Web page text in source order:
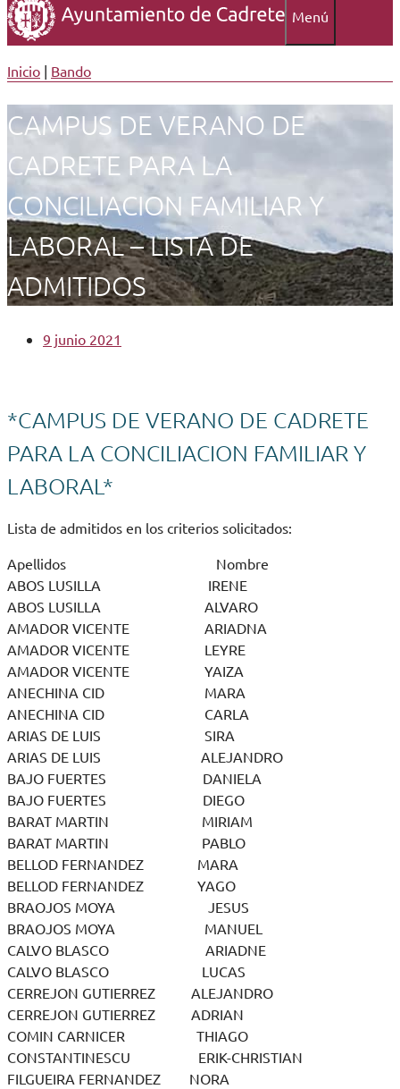
Menú
Inicio | Bando
CAMPUS DE VERANO DE
CADRETE PARA LA
CONCILIACION FAMILIAR Y
LABORAL – LISTA DE
ADMITIDOS
9 junio 2021
*CAMPUS DE VERANO DE CADRETE
PARA LA CONCILIACION FAMILIAR Y
LABORAL*
Lista de admitidos en los criterios solicitados:
Apellidos Nombre
ABOS LUSILLA IRENE
ABOS LUSILLA ALVARO
AMADOR VICENTE ARIADNA
AMADOR VICENTE LEYRE
AMADOR VICENTE YAIZA
ANECHINA CID MARA
ANECHINA CID CARLA
ARIAS DE LUIS SIRA
ARIAS DE LUIS ALEJANDRO
BAJO FUERTES DANIELA
BAJO FUERTES DIEGO
BARAT MARTIN MIRIAM
BARAT MARTIN PABLO
BELLOD FERNANDEZ MARA
BELLOD FERNANDEZ YAGO
BRAOJOS MOYA JESUS
BRAOJOS MOYA MANUEL
CALVO BLASCO ARIADNE
CALVO BLASCO LUCAS
CERREJON GUTIERREZ ALEJANDRO
CERREJON GUTIERREZ ADRIAN
COMIN CARNICER THIAGO
CONSTANTINESCU ERIK-CHRISTIAN
FILGUEIRA FERNANDEZ NORA